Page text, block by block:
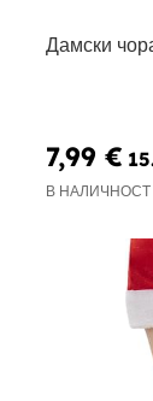
Дамски
7,99 €
В НАЛИЧНОСТ